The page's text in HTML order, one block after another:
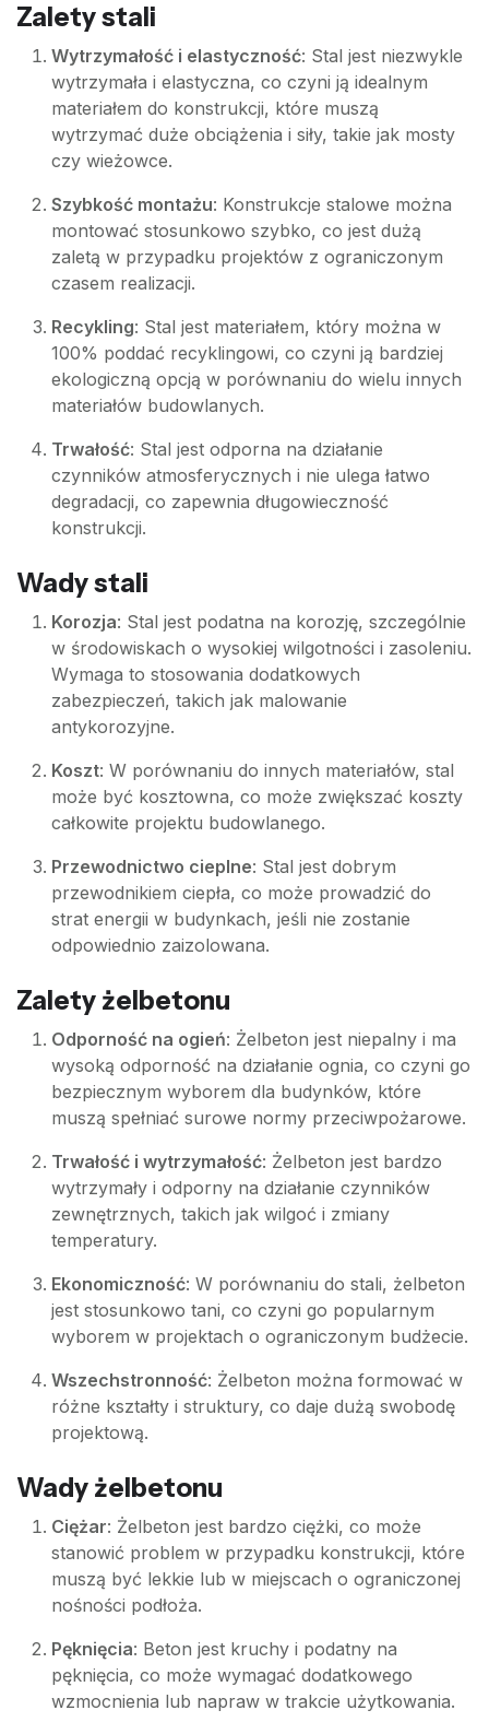
Zalety stali
Wytrzymałość i elastyczność: Stal jest niezwykle
wytrzymała i elastyczna, co czyni ją idealnym
materiałem do konstrukcji, które muszą
wytrzymać duże obciążenia i siły, takie jak mosty
czy wieżowce.
Szybkość montażu: Konstrukcje stalowe można
montować stosunkowo szybko, co jest dużą
zaletą w przypadku projektów z ograniczonym
czasem realizacji.
Recykling: Stal jest materiałem, który można w
100% poddać recyklingowi, co czyni ją bardziej
ekologiczną opcją w porównaniu do wielu innych
materiałów budowlanych.
Trwałość: Stal jest odporna na działanie
czynników atmosferycznych i nie ulega łatwo
degradacji, co zapewnia długowieczność
konstrukcji.
Wady stali
Korozja: Stal jest podatna na korozję, szczególnie
w środowiskach o wysokiej wilgotności i zasoleniu.
Wymaga to stosowania dodatkowych
zabezpieczeń, takich jak malowanie
antykorozyjne.
Koszt: W porównaniu do innych materiałów, stal
może być kosztowna, co może zwiększać koszty
całkowite projektu budowlanego.
Przewodnictwo cieplne: Stal jest dobrym
przewodnikiem ciepła, co może prowadzić do
strat energii w budynkach, jeśli nie zostanie
odpowiednio zaizolowana.
Zalety żelbetonu
Odporność na ogień: Żelbeton jest niepalny i ma
wysoką odporność na działanie ognia, co czyni go
bezpiecznym wyborem dla budynków, które
muszą spełniać surowe normy przeciwpożarowe.
Trwałość i wytrzymałość: Żelbeton jest bardzo
wytrzymały i odporny na działanie czynników
zewnętrznych, takich jak wilgoć i zmiany
temperatury.
Ekonomiczność: W porównaniu do stali, żelbeton
jest stosunkowo tani, co czyni go popularnym
wyborem w projektach o ograniczonym budżecie.
Wszechstronność: Żelbeton można formować w
różne kształty i struktury, co daje dużą swobodę
projektową.
Wady żelbetonu
Ciężar: Żelbeton jest bardzo ciężki, co może
stanowić problem w przypadku konstrukcji, które
muszą być lekkie lub w miejscach o ograniczonej
nośności podłoża.
Pęknięcia: Beton jest kruchy i podatny na
pęknięcia, co może wymagać dodatkowego
wzmocnienia lub napraw w trakcie użytkowania.